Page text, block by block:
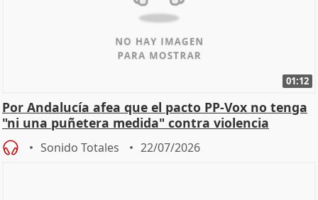
01:12
Por Andalucía afea que el pacto PP-Vox no tenga
"ni una puñetera medida" contra violencia
machista
Sonido Totales 22/07/2026